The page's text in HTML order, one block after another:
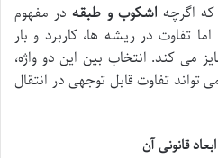
که اگرچه اشکوب و طبقهدر مفهوم
تفاوت در ریشه ها، کاربرد و بار
می کند. انتخاب بین این دو واژه،
تفاوت قابل توجهی در انتقال
قانونی آن